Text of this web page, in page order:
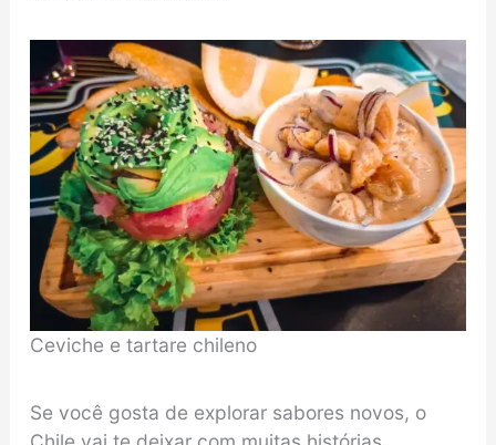
Ceviche e tartare chileno
Se você gosta de explorar sabores novos, o